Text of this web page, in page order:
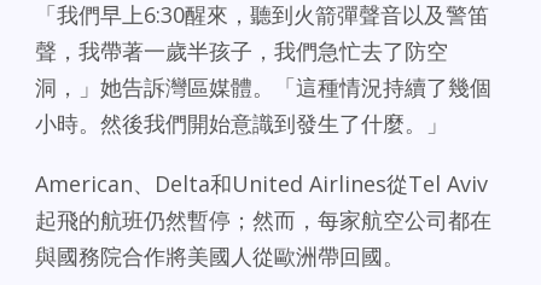
「我們早上6:30醒來，聽到火箭彈聲音以及警笛
聲，我帶著一歲半孩子，我們急忙去了防空
洞，」她告訴灣區媒體。「這種情況持續了幾個
小時。然後我們開始意識到發生了什麼。」
American、Delta和United Airlines從Tel Aviv
起飛的航班仍然暫停；然而，每家航空公司都在
與國務院合作將美國人從歐洲帶回國。